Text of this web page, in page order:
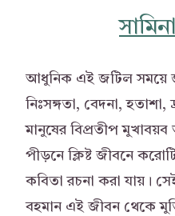
আধুনিক এই জটিল সময়ে
নিঃসঙ্গতা, বেদনা, হতাশা,
মানুষের বিপ্রতীপ
পীড়নে ক্লিষ্ট জীবনে
কবিতা রচনা করা যায়।
বহমান এই জীবন থেকে